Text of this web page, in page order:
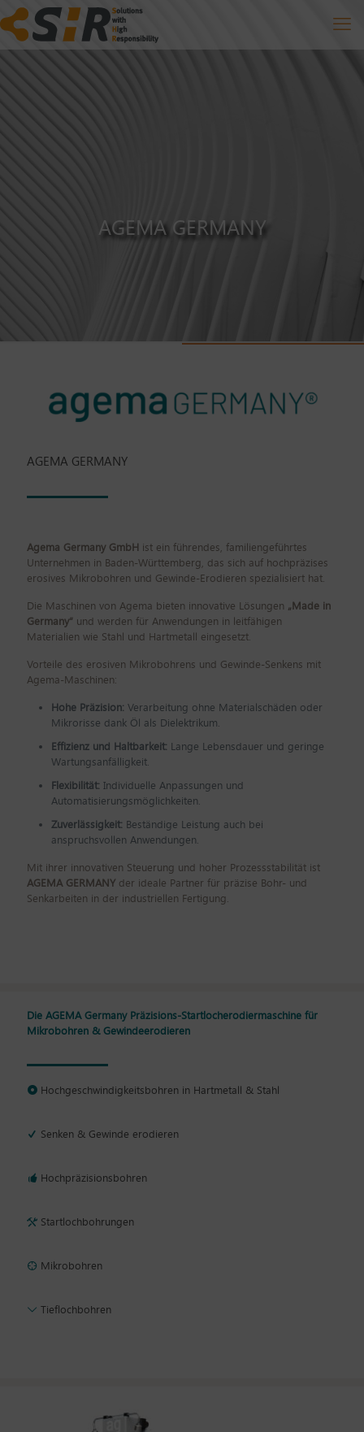
AGEMA GERMANY
AGEMA GERMANY
Agema Germany GmbH ist ein führendes, familiengeführtes
Unternehmen in Baden-Württemberg, das sich auf hochpräzises
erosives Mikrobohren und Gewinde-Erodieren spezialisiert hat.
Die Maschinen von Agema bieten innovative Lösungen „Made in
Germany“ und werden für Anwendungen in leitfähigen
Materialien wie Stahl und Hartmetall eingesetzt.
Vorteile des erosiven Mikrobohrens und Gewinde-Senkens mit
Agema-Maschinen:
Hohe Präzision: Verarbeitung ohne Materialschäden oder
Mikrorisse dank Öl als Dielektrikum.
Effizienz und Haltbarkeit: Lange Lebensdauer und geringe
Wartungsanfälligkeit.
Flexibilität: Individuelle Anpassungen und
Automatisierungsmöglichkeiten.
Zuverlässigkeit: Beständige Leistung auch bei
anspruchsvollen Anwendungen.
Mit ihrer innovativen Steuerung und hoher Prozessstabilität ist
AGEMA GERMANY der ideale Partner für präzise Bohr- und
Senkarbeiten in der industriellen Fertigung.
Die AGEMA Germany Präzisions-Startlocherodiermaschine für
Mikrobohren & Gewindeerodieren
Hochgeschwindigkeitsbohren in Hartmetall & Stahl
Senken & Gewinde erodieren
Hochpräzisionsbohren
Startlochbohrungen
Mikrobohren
Tieflochbohren